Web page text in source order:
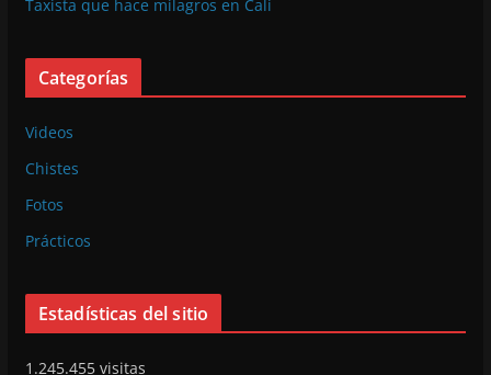
Taxista que hace milagros en Cali
Categorías
Videos
Chistes
Fotos
Prácticos
Estadísticas del sitio
1.245.455 visitas